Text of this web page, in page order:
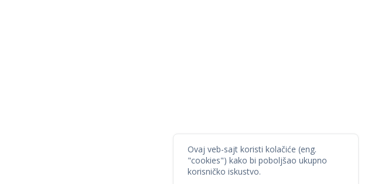
Ovaj veb-sajt koristi kolačiće (eng.
"cookies") kako bi poboljšao ukupno
korisničko iskustvo.